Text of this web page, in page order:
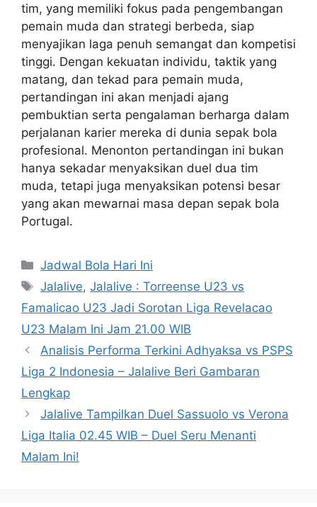
tim, yang memiliki fokus pada pengembangan
pemain muda dan strategi berbeda, siap
menyajikan laga penuh semangat dan kompetisi
tinggi. Dengan kekuatan individu, taktik yang
matang, dan tekad para pemain muda,
pertandingan ini akan menjadi ajang
pembuktian serta pengalaman berharga dalam
perjalanan karier mereka di dunia sepak bola
profesional. Menonton pertandingan ini bukan
hanya sekadar menyaksikan duel dua tim
muda, tetapi juga menyaksikan potensi besar
yang akan mewarnai masa depan sepak bola
Portugal.
Categories
Jadwal Bola Hari Ini
Tags
Jalalive,Jalalive : Torreense U23 vs
Famalicao U23 Jadi Sorotan Liga Revelacao
U23 Malam Ini Jam 21.00 WIB
Analisis Performa Terkini Adhyaksa vs PSPS
Liga 2 Indonesia – Jalalive Beri Gambaran
Lengkap
Jalalive Tampilkan Duel Sassuolo vs Verona
Liga Italia 02.45 WIB – Duel Seru Menanti
Malam Ini!